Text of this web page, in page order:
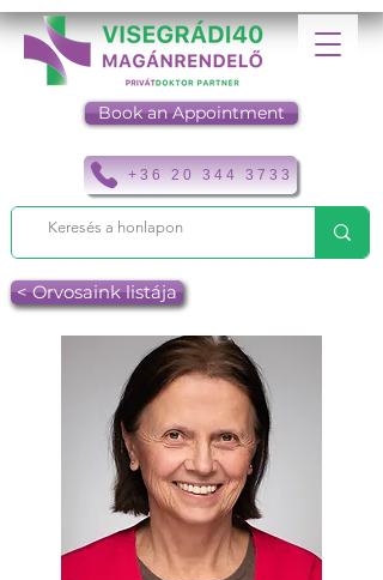
+36 20 344 3733
Book an Appointment
< Orvosaink listája